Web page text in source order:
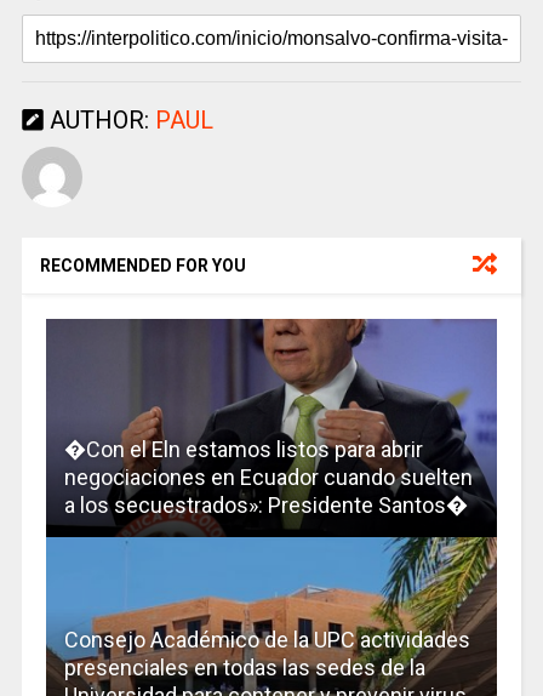
AUTHOR: PAUL
RECOMMENDED FOR YOU
�Con el Eln estamos listos para abrir
negociaciones en Ecuador cuando suelten
a los secuestrados»: Presidente Santos�
Consejo Académico de la UPC actividades
presenciales en todas las sedes de la